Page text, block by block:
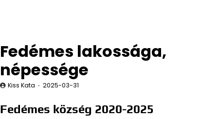
Fedémes lakossága,
népessége
Kiss Kata 2025-03-31
Fedémes község 2020-2025